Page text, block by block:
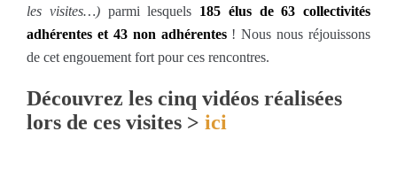
les visites…)parmi lesquels 185 élus de 63 collectivités
adhérentes et 43 non adhérentes! Nous nous réjouissons
de cet engouement fort pour ces rencontres.
Découvrez les cinq vidéos réalisées
lors de ces visites > ici